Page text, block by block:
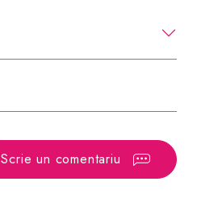
Scrie un comentariu